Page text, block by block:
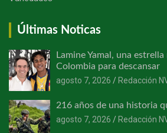
Últimas Noticas
Lamine Yamal, una
Colombia para descansar
agosto 7, 2026
Redacción
216 años de una historia
agosto 7, 2026
Redacción